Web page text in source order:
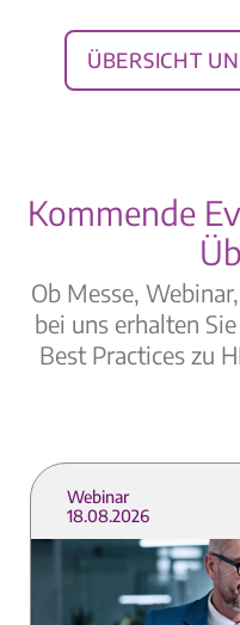
Übersicht
Kommende
Ob Messe,
bei uns erhalten
Best Practices zu
Webinar
18.08.2026